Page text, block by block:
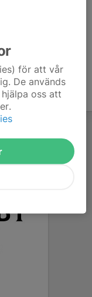
för att vår
De används
oss att